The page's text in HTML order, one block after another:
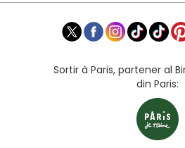
Sortir à Paris, partener al
din Paris: